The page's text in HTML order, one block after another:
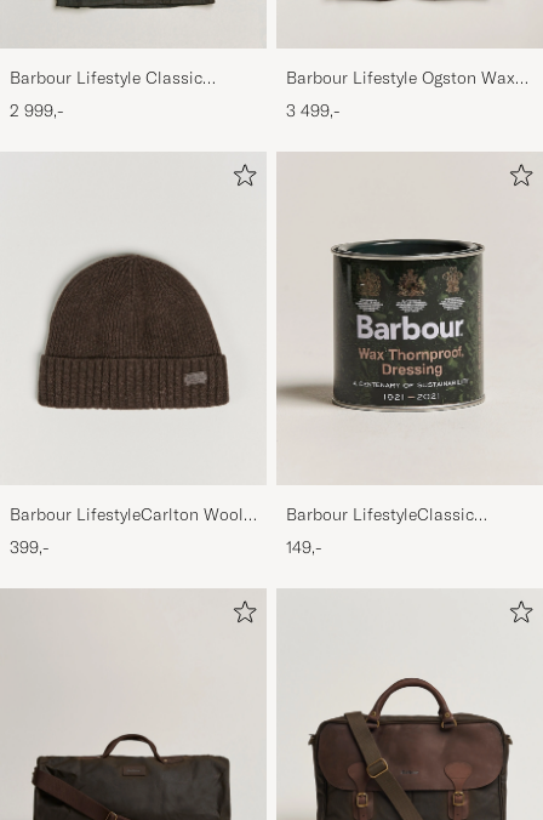
Barbour Lifestyle Classic
Bedale Jacket Olive
2 999,-
Barbour Lifestyle Ogston Waxed
Jacket Olive
3 499,-
Barbour LifestyleCarlton Wool
BeanieMid Brown
399,-
Barbour LifestyleClassic
Thornproof Dressing
149,-